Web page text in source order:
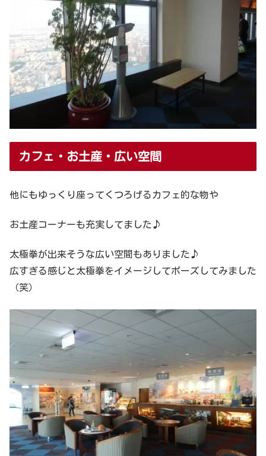
カフェ・お土産・広い空間
他にもゆっくり座ってくつろげるカフェ的な物や
お土産コーナーも充実してました♪
太極拳が出来そうな広い空間もありました♪
広すぎる感じと太極拳をイメージしてポーズしてみました
（笑）